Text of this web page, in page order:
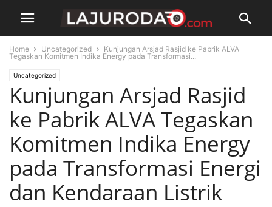
Home Uncategorized
Kunjungan Arsjad Rasjid ke Pabrik ALVA
Tegaskan Komitmen Indika Energy pada Transformasi...
Uncategorized
Kunjungan Arsjad Rasjid
ke Pabrik ALVA Tegaskan
Komitmen Indika Energy
pada Transformasi Energi
dan Kendaraan Listrik